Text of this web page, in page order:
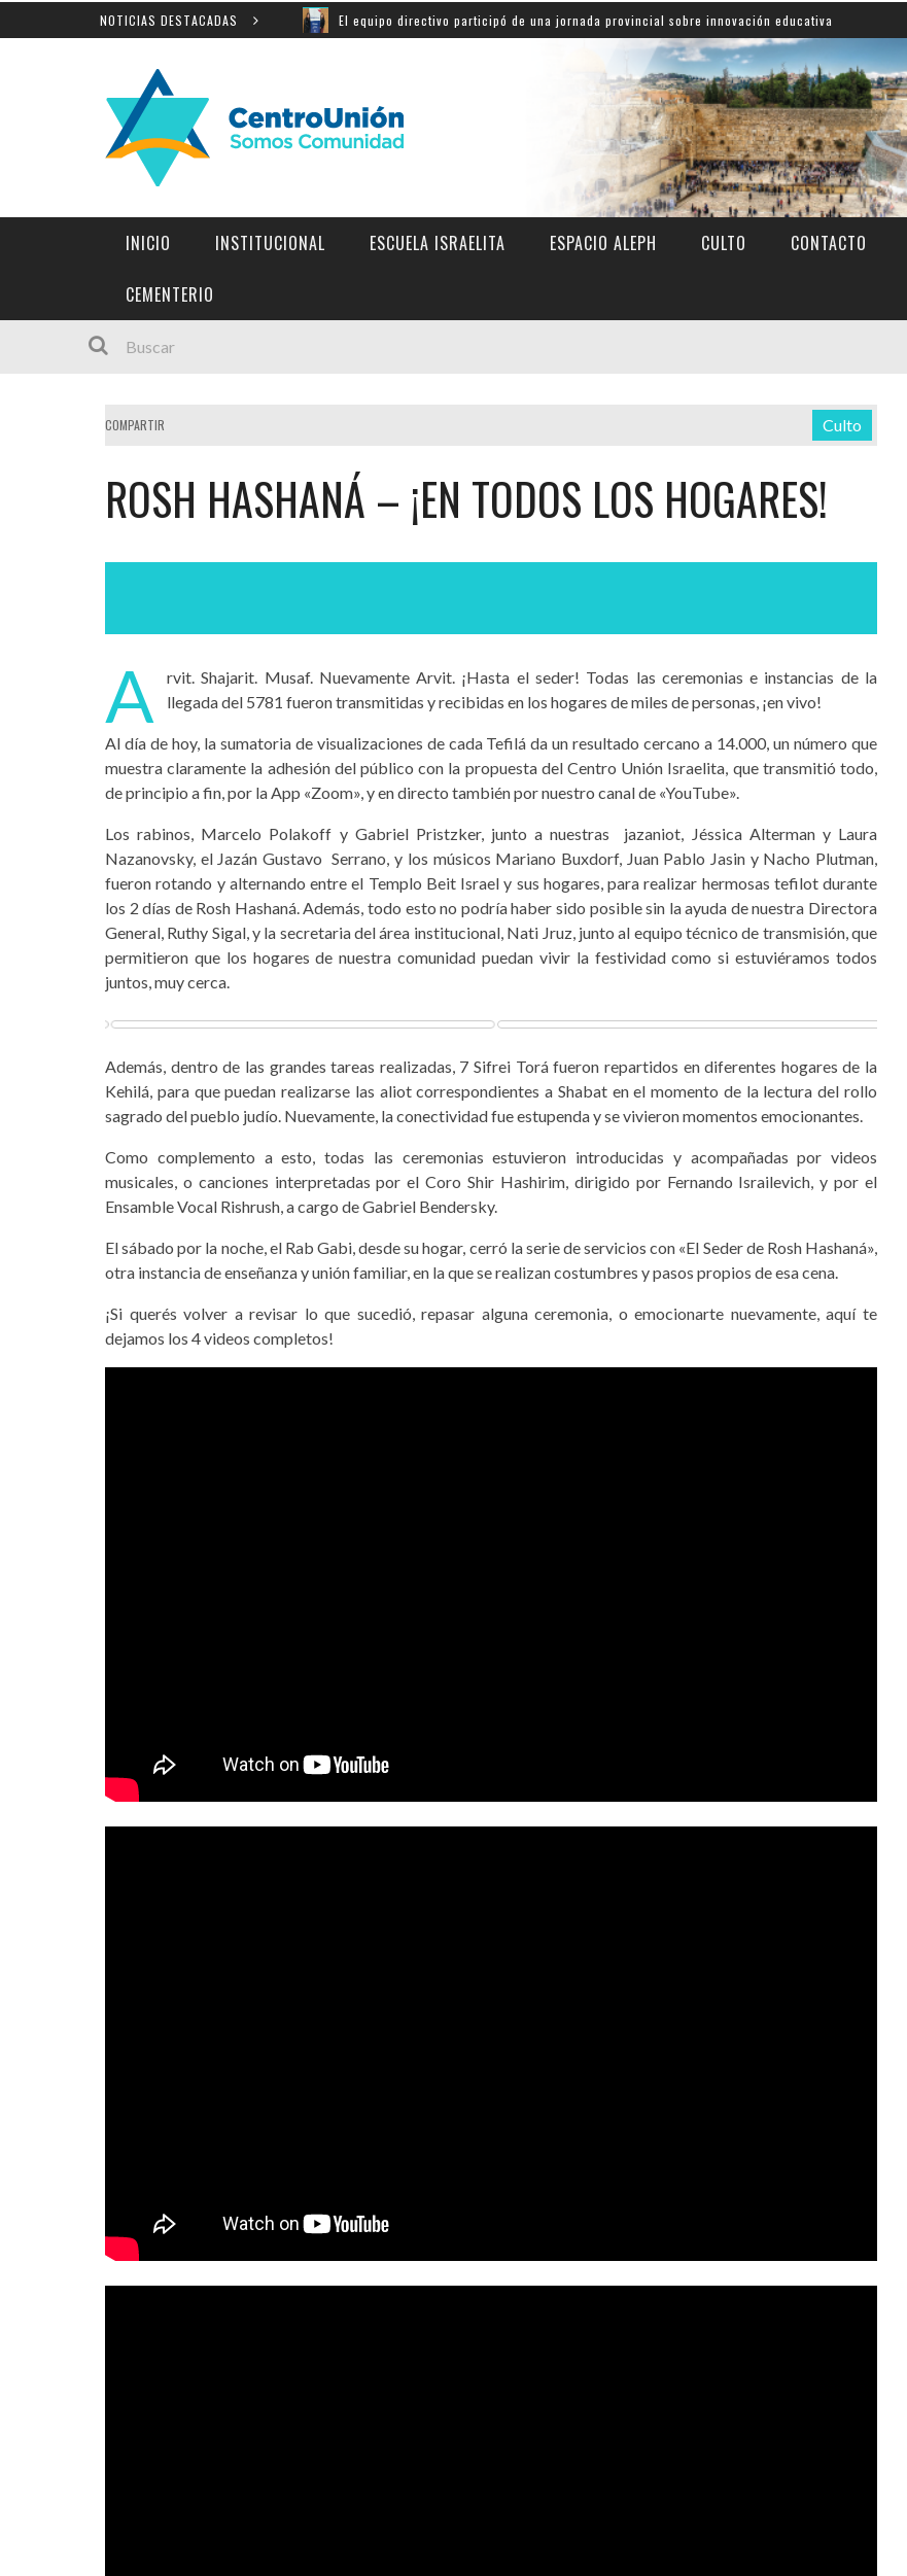
NOTICIAS DESTACADAS
en Yad Vashem El equipo directivo participó de una jornada provincial sobre innovación educativa
INICIO INSTITUCIONAL ESCUELA ISRAELITA ESPACIO ALEPH CULTO CONTACTO
CEMENTERIO
COMPARTIR Culto
ROSH HASHANÁ – ¡EN TODOS LOS HOGARES!
A
rvit. Shajarit. Musaf. Nuevamente Arvit. ¡Hasta el seder! Todas las ceremonias e instancias de la
llegada del 5781 fueron transmitidas y recibidas en los hogares de miles de personas, ¡en vivo!
Al día de hoy, la sumatoria de visualizaciones de cada Tefilá da un resultado cercano a 14.000, un número que
muestra claramente la adhesión del público con la propuesta del Centro Unión Israelita, que transmitió todo,
de principio a fin, por la App «Zoom», y en directo también por nuestro canal de «YouTube».
Los rabinos, Marcelo Polakoff y Gabriel Pristzker, junto a nuestras jazaniot, Jéssica Alterman y Laura
Nazanovsky, el Jazán Gustavo Serrano, y los músicos Mariano Buxdorf, Juan Pablo Jasin y Nacho Plutman,
fueron rotando y alternando entre el Templo Beit Israel y sus hogares, para realizar hermosas tefilot durante
los 2 días de Rosh Hashaná. Además, todo esto no podría haber sido posible sin la ayuda de nuestra Directora
General, Ruthy Sigal, y la secretaria del área institucional, Nati Jruz, junto al equipo técnico de transmisión, que
permitieron que los hogares de nuestra comunidad puedan vivir la festividad como si estuviéramos todos
juntos, muy cerca.
Además, dentro de las grandes tareas realizadas, 7 Sifrei Torá fueron repartidos en diferentes hogares de la
Kehilá, para que puedan realizarse las aliot correspondientes a Shabat en el momento de la lectura del rollo
sagrado del pueblo judío. Nuevamente, la conectividad fue estupenda y se vivieron momentos emocionantes.
Como complemento a esto, todas las ceremonias estuvieron introducidas y acompañadas por videos
musicales, o canciones interpretadas por el Coro Shir Hashirim, dirigido por Fernando Israilevich, y por el
Ensamble Vocal Rishrush, a cargo de Gabriel Bendersky.
El sábado por la noche, el Rab Gabi, desde su hogar, cerró la serie de servicios con «El Seder de Rosh Hashaná»,
otra instancia de enseñanza y unión familiar, en la que se realizan costumbres y pasos propios de esa cena.
¡Si querés volver a revisar lo que sucedió, repasar alguna ceremonia, o emocionarte nuevamente, aquí te
dejamos los 4 videos completos!